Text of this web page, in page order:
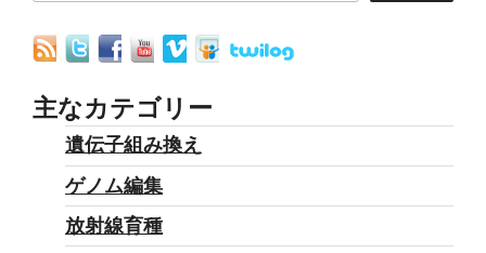
主なカテゴリー
遺伝子組み換え
ゲノム編集
放射線育種